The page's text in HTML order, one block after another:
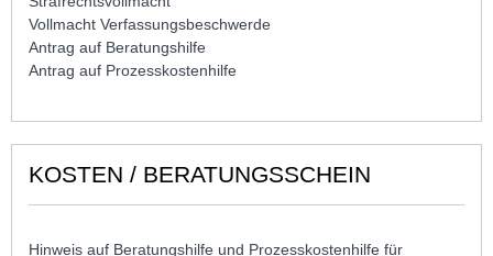
Vollmacht Verfassungsbeschwerde
Antrag auf Beratungshilfe
Antrag auf Prozesskostenhilfe
KOSTEN / BERATUNGSSCHEIN
Hinweis auf Beratungshilfe und Prozesskostenhilfe für